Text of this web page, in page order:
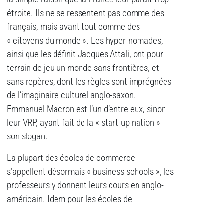
étroite. Ils ne se ressentent pas comme des
français, mais avant tout comme des
« citoyens du monde ». Les hyper-nomades,
ainsi que les définit Jacques Attali, ont pour
terrain de jeu un monde sans frontières, et
sans repères, dont les règles sont imprégnées
de l’imaginaire culturel anglo-saxon.
Emmanuel Macron est l’un d’entre eux, sinon
leur VRP, ayant fait de la « start-up nation »
son slogan.
La plupart des écoles de commerce
s’appellent désormais « business schools », les
professeurs y donnent leurs cours en anglo-
américain. Idem pour les écoles de